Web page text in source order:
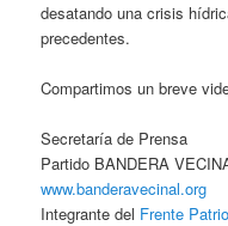
desatando una crisis
precedentes.
Compartimos un breve
Secretaría de Prensa
Partido BANDERA
www.banderavecinal.org
Integrante del Frente